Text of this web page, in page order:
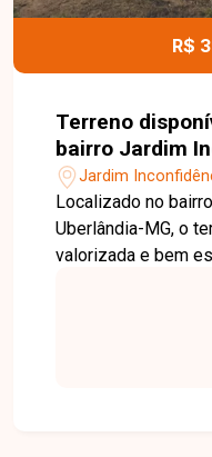
R$
Terreno
bairro Jardim
Uberlândia MG
Jardim
Localizado no
Uberlândia-MG, o
valorizada e bem
ideal para quem
potencial de construção. Terreno com
excelente